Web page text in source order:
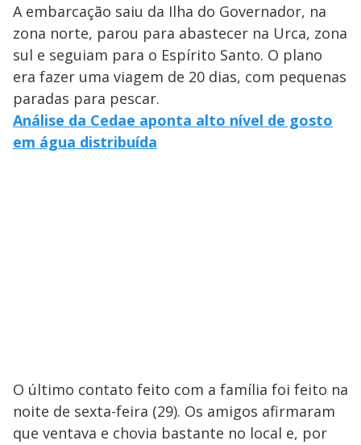
A embarcação saiu da Ilha do Governador, na
zona norte, parou para abastecer na Urca, zona
sul e seguiam para o Espírito Santo. O plano
era fazer uma viagem de 20 dias, com pequenas
paradas para pescar.
Análise da Cedae aponta alto nível de gosto
em água distribuída
O último contato feito com a família foi feito na
noite de sexta-feira (29). Os amigos afirmaram
que ventava e chovia bastante no local e, por